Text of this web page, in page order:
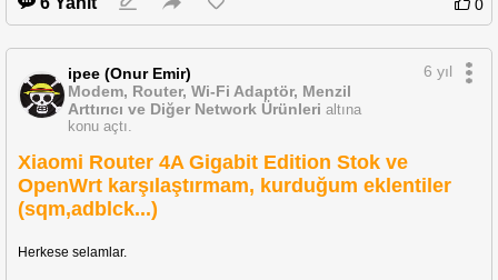
Şimdiden teşekkür ederim.
0
ipee (Onur Emir)
Modem, Router, Wi-Fi Adaptör, Menzil
Arttırıcı ve Diğer Network Ürünleri altına
konu açtı.
6 yıl
Xiaomi Router 4A Gigabit Edition Stok ve
OpenWrt karşılaştırmam, kurduğum eklentiler
(sqm,adblck...)
Herkese selamlar.